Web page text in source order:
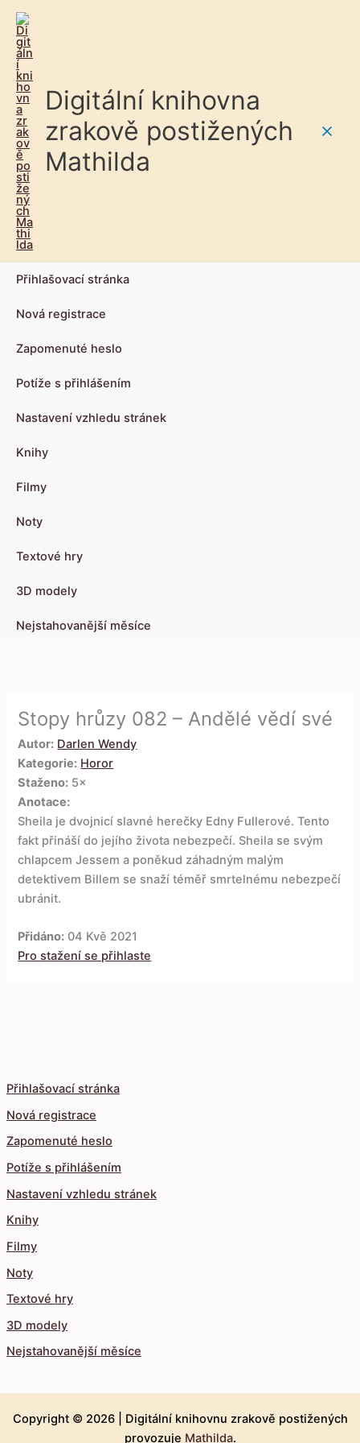
Digitální knihovna
zrakově postižených
Mathilda
Přihlašovací stránka
Nová registrace
Zapomenuté heslo
Potíže s přihlášením
Nastavení vzhledu stránek
Knihy
Filmy
Noty
Textové hry
3D modely
Nejstahovanější měsíce
Přihlašovací stránka
Nová registrace
Zapomenuté heslo
Potíže s přihlášením
Nastavení vzhledu stránek
Knihy
Filmy
Noty
Textové hry
3D modely
Nejstahovanější měsíce
Stopy hrůzy 082 – Andělé vědí své
Autor: Darlen Wendy
Kategorie: Horor
Staženo: 5×
Anotace:
Sheila je dvojnicí slavné herečky Edny Fullerové. Tento
fakt přináší do jejího života nebezpečí. Sheila se svým
chlapcem Jessem a poněkud záhadným malým
detektivem Billem se snaží téměř smrtelnému nebezpečí
ubránit.
Přidáno: 04 Kvě 2021
Pro stažení se přihlaste
Copyright © 2026 | Digitální knihovnu zrakově postižených
provozuje Mathilda.